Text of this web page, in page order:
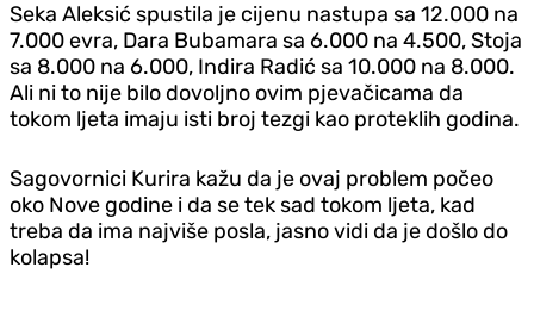
Seka Aleksić spustila je cijenu nastupa sa 12.000 na
7.000 evra, Dara Bubamara sa 6.000 na 4.500, Stoja
sa 8.000 na 6.000, Indira Radić sa 10.000 na 8.000.
Ali ni to nije bilo dovoljno ovim pjevačicama da
tokom ljeta imaju isti broj tezgi kao proteklih godina.
Sagovornici Kurira kažu da je ovaj problem počeo
oko Nove godine i da se tek sad tokom ljeta, kad
treba da ima najviše posla, jasno vidi da je došlo do
kolapsa!